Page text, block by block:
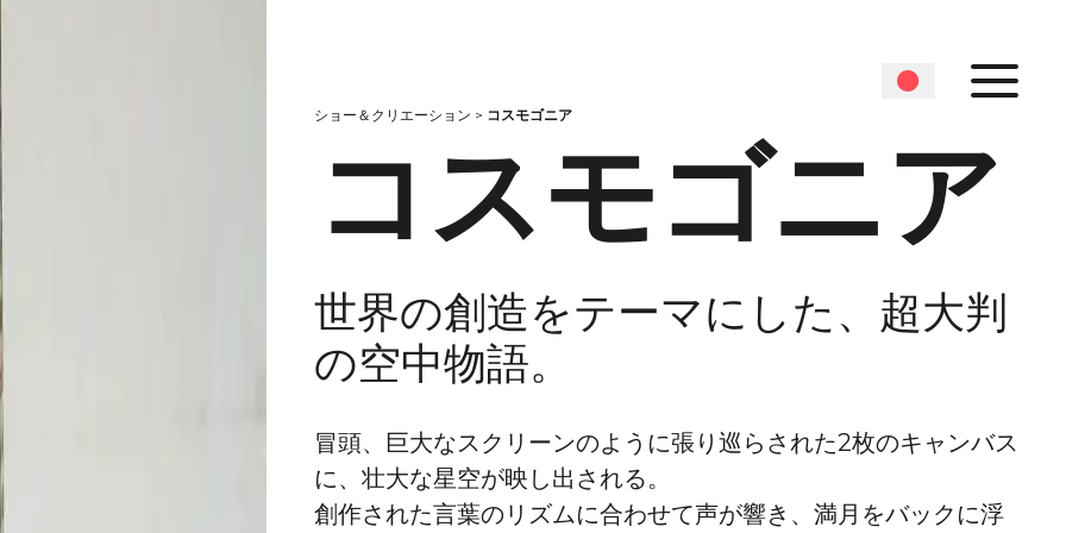
コスモゴニア
世界の創造をテーマにした、超大判
の空中物語。
冒頭、巨大なスクリーンのように張り巡らされた2枚のキャンバス
に、壮大な星空が映し出される。